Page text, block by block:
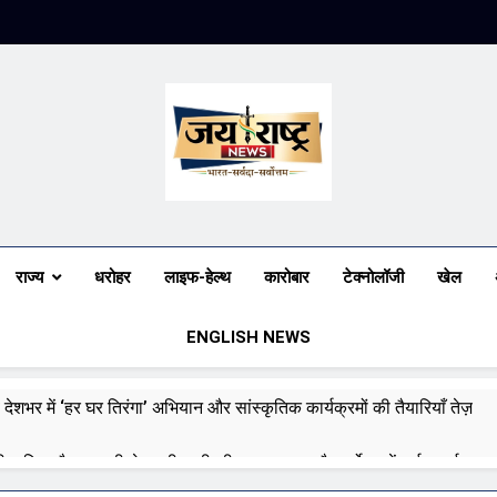
Jai Rashtra
राज्य धरोहर लाइफ-हेल्थ कारोबार टेक्नोलॉजी खेल
ENGLISH NEWS
में ‘हर घर तिरंगा’ अभियान और सांस्कृतिक कार्यक्रमों की तैयारियाँ तेज़
और बाढ़ की चेतावनी जारी की, उत्तर भारत और पूर्वोत्तर में हाई अलर्ट